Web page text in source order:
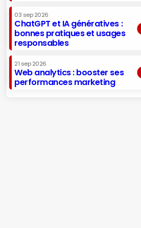
03 sep 2026
ChatGPT et IA génératives :
bonnes pratiques et usages
responsables
21 sep 2026
Web analytics : booster ses
performances marketing